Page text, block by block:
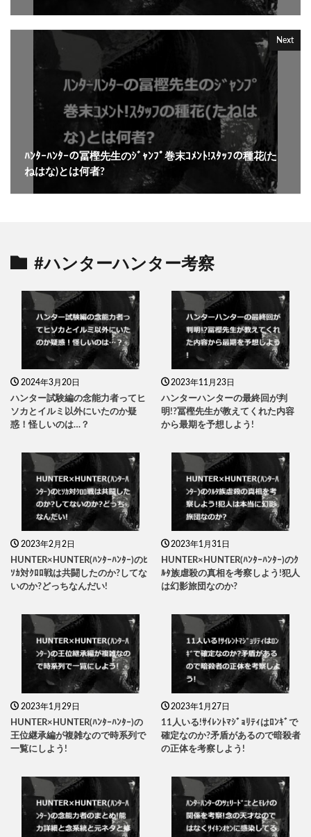
Next
ﾊﾝﾀｰﾊﾝﾀｰの冨樫先生のｼﾞｬﾝﾌﾟ巻末ｺﾒﾝﾄ!ｽﾀｯﾌの種花(た
ねはな)とは何者?
#ハンターハンター考察
2024年3月20日
ハンター試験編の念能力者ってヒ
ソカとイルミ以外にいたのか疑
惑！怪しいのは…？
2023年11月23日
ハンターハンターの最終回が判
明!?冨樫先生が教えてくれた内容
から最期を予想しよう!
2023年2月2日
HUNTER×HUNTER(ﾊﾝﾀｰﾊﾝﾀｰ)のﾋ
ｿｶ対ｸﾛﾛ戦は共闘したのか?してな
いのか?どっちなんだい!
2023年1月31日
HUNTER×HUNTER(ﾊﾝﾀｰﾊﾝﾀｰ)のｸ
ﾙﾀ族虐殺の真相を考察しよう!犯人
は幻影旅団なのか?
2023年1月29日
HUNTER×HUNTER(ﾊﾝﾀｰﾊﾝﾀｰ)の
王位継承編が複雑なので時系列で
一覧にしよう!
2023年1月27日
11人いる!ｻｲﾚﾝﾄﾏｼﾞｮﾘﾃｨはﾛﾝｷﾞで
確定なのか?矛盾があるので暗殺者
の正体を考察しよう!